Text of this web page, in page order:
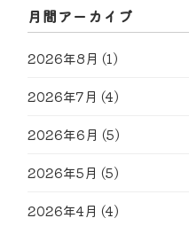
月間アーカイブ
2026年8月 (1)
2026年7月 (4)
2026年6月 (5)
2026年5月 (5)
2026年4月 (4)